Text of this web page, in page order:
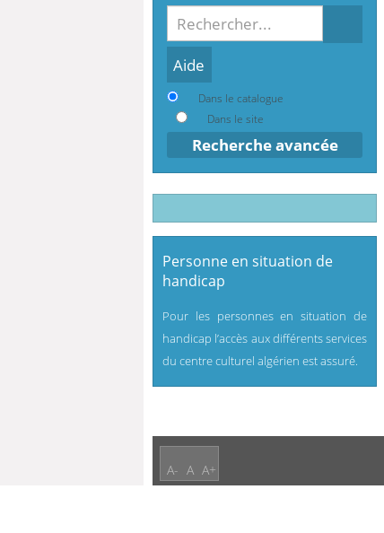
Dans le catalogue
Dans le site
Recherche avancée
Personne en situation de
handicap
Pour les personnes en situation de
handicap l’accès aux différents services
du centre culturel algérien est assuré.
A- A A+